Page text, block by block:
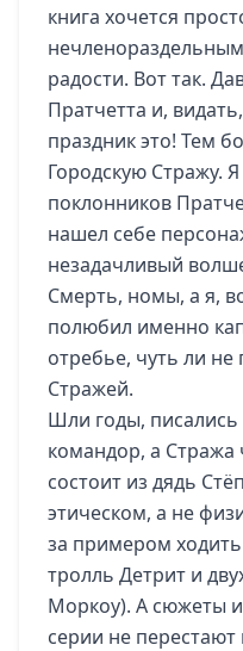
книга хочется
радости. Вот так.
Пратчетта и,
праздник это! Тем
Городскую Стражу.
поклонников
нашел себе
незадачливый
Смерть, номы, а я,
полюбил именно
отребье, чуть ли
Стражей.
Шли годы, писались
командор, а Стража
состоит из дядь
этическом, а не
за примером
тролль Детрит и
Моркоу). А сюжеты
серии не перестают